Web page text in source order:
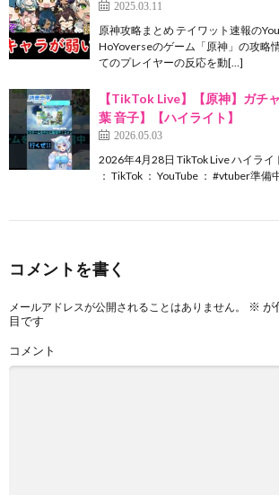
2025.03.11
原神攻略まとめ テイワット速報の
HoYoverseのゲーム「原神」の攻略
てのプレイヤーの反応を動[…]
【TikTok Live】【原神】ガチ
葉 音子】【ハイライト】
2026.05.03
2026年4月28日 TikTok Live ハイライ
： TikTok ： YouTube ： #vtuber準備
コメントを書く
メールアドレスが公開されることはありません。 ※ が
目です
コメント